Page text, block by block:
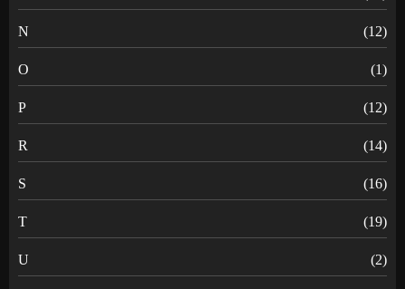
N (12)
O (1)
P (12)
R (14)
S (16)
T (19)
U (2)